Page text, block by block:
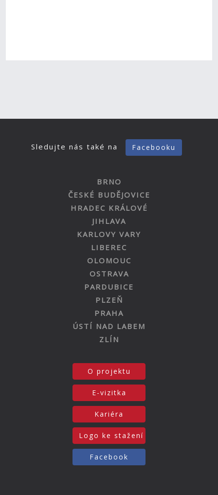
Sledujte nás také na Facebooku
BRNO
ČESKÉ BUDĚJOVICE
HRADEC KRÁLOVÉ
JIHLAVA
KARLOVY VARY
LIBEREC
OLOMOUC
OSTRAVA
PARDUBICE
PLZEŇ
PRAHA
ÚSTÍ NAD LABEM
ZLÍN
O projektu
E-vizitka
Kariéra
Logo ke stažení
Facebook